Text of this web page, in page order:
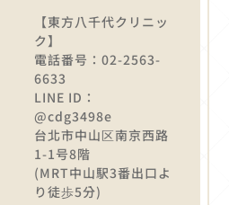
【東方八千代クリニッ
ク】
電話番号：02-2563-
6633
LINE ID：
@cdg3498e
台北市中山区南京西路
1-1号8階
(MRT中山駅3番出口よ
り徒歩5分)